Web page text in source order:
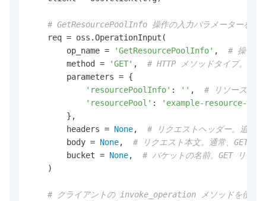
# GetResourcePoolInfo 操作の入力パラメーターを指
    req = oss.OperationInput(
        op_name =
'GetResourcePoolInfo' , # 操作の
        method =
'GET' , # HTTP メソッドタイプ。こ
        parameters = {
'resourcePoolInfo' : '' , # リソースプー
'resourcePool' :
'example-resource-
        },
        headers =
None, # リクエストヘッダー。追加
        body =
None, # リクエスト本文。通常、GET リ
        bucket =
None, # バケットの名前。GET リクエ
    )
# クライアントの invoke_operation メソッドを使用し